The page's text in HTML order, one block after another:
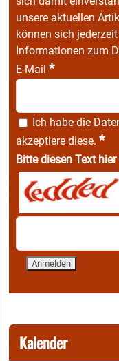
unsere aktuellen
können sich
Informationen zum
E-Mail *
Ich habe die
akzeptiere diese. *
Bitte diesen Text
Kalender